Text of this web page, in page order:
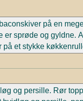
på en
er sprøde og gyldne.
på et stykke
og persille. Rør